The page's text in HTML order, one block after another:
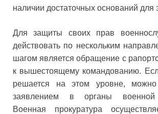
наличии достаточных оснований для
Для защиты своих прав
действовать по нескольким
шагом является обращение с
к вышестоящему командованию.
решается на этом уровне, можно
заявлением в органы военной
Военная прокуратура